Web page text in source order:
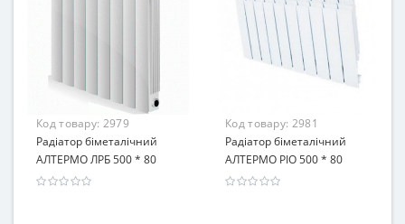
Код товару: 2979
Радіатор біметалічний
АЛТЕРМО ЛРБ 500 * 80
Код товару: 2981
Радіатор біметалічний
АЛТЕРМО РІО 500 * 80